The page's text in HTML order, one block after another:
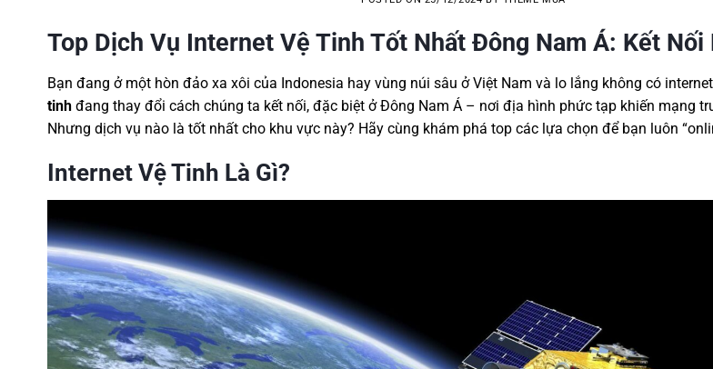
Top Dịch Vụ Internet Vệ Tinh Tốt Nhất Đông Nam Á: Kết Nối
Bạn đang ở một hòn đảo xa xôi của Indonesia hay vùng núi sâu ở Việt Nam và lo lắng không có
tinh đang thay đổi cách chúng ta kết nối, đặc biệt ở Đông Nam Á – nơi địa hình phức tạp khiến mạng
Nhưng dịch vụ nào là tốt nhất cho khu vực này? Hãy cùng khám phá top các lựa chọn để bạn luôn
Internet Vệ Tinh Là Gì?